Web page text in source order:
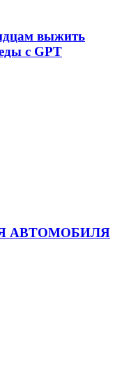
выжить
с GPT
АВТОМОБИЛЯ